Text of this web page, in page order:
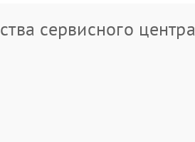
сервисного центра